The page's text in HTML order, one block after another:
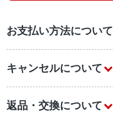
お支払い方法について
キャンセルについて
返品・交換について